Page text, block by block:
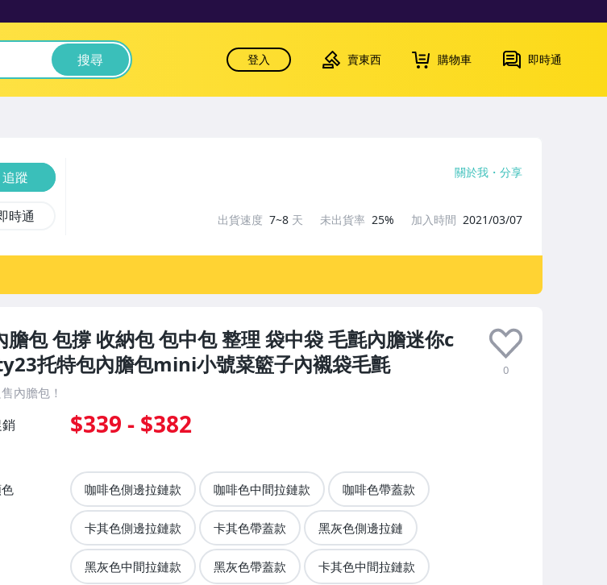
搜尋 登入 賣東西 購物車 即時通
膽包 包撐 收納包 包中包 整理 袋中袋 毛氈內膽迷你c
托特包內膽包mini小號菜籃子內襯袋毛氈
0
內膽包！
$339 - $382
咖啡色側邊拉鏈款 咖啡色中間拉鏈款 咖啡色帶蓋款
卡其色側邊拉鏈款 卡其色帶蓋款 黑灰色側邊拉鏈
黑灰色中間拉鏈款 黑灰色帶蓋款 卡其色中間拉鏈款
追蹤
時通
關於我 分享
出貨速度 7~8 天 未出貨率 25% 加入時間 2021/03/07